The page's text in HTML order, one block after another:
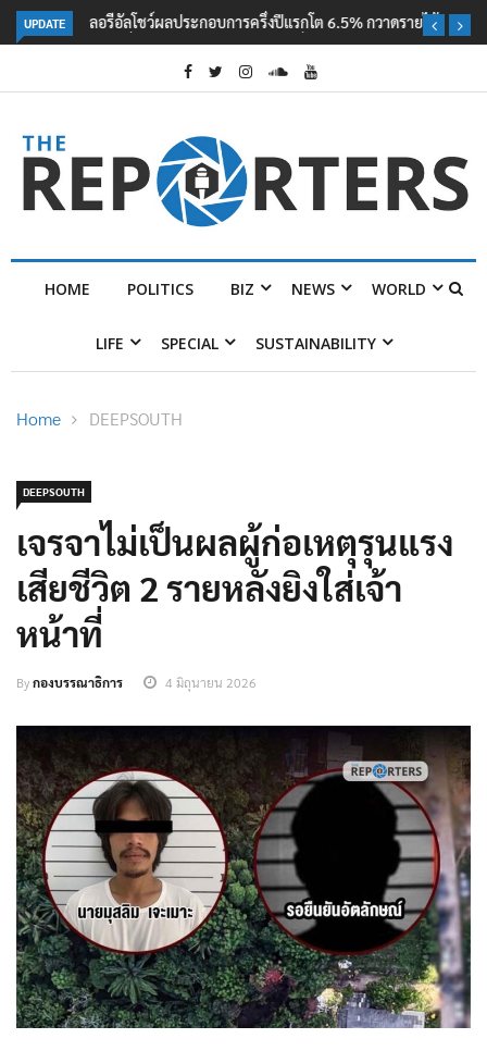
UPDATE
ลอรีอัลโชว์ผลประกอบการครึ่งปีแรกโต 6.5% กวาดรายได้ 2.3 หมื่นล้านยูโร
คว้าไลเซนส์ ‘กุชชี่’ 50 ปี พร้อมส่ง 4 แบรนด์ใหม่บุกตลาดไทย
POLITICS BIZ NEWS WORLD
DEEPSOUTH
เจรจาไม่เป็นผลผู้ก่อเหตุรุนแรง
เสียชีวิต 2 รายหลังยิงใส่เจ้า
หน้าที่
Byกองบรรณาธิการ 4 มิถุนายน 2026